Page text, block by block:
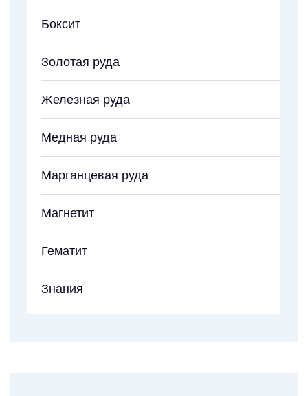
Боксит
Золотая руда
Железная руда
Медная руда
Марганцевая руда
Магнетит
Гематит
Знания